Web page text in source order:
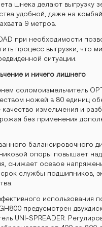
шнека делают выгрузку
удобной, даже на
9 метров.
при необходимости
процесс выгрузки, что
ситуации.
и ничего лишнего
соломоизмельчитель
ножей в 80 единиц
измельчения и
без применения
балансировочного
опоры повышает
снижает осевое
службы подшипников,
использования
предусмотрен
UNI-SPREADER.